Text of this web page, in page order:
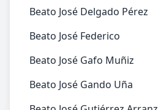
Beato José Delgado Pérez
Beato José Federico
Beato José Gafo Muñiz
Beato José Gando Uña